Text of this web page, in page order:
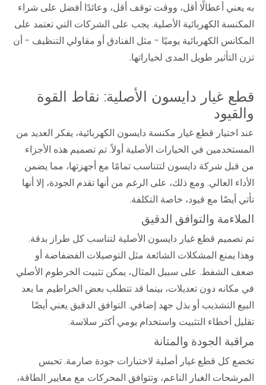
به يعني أعطالًا أقل، ووقت توقف أقل، وعائدًا أفضل على شراء
المكنسة الكهربائية الأصلية. يجب على الشركات التي تعتمد على
المكانس الكهربائية يوميًا - مثل الفنادق أو مقاولي التنظيف - أن
تزن التأثير طويل المدى لخياراتها.
قطع غيار دايسون الأصلية: نقاط القوة
والقيود
عند اختيار قطع غيار مكنسة دايسون الكهربائية، يفكر العديد من
المستخدمين في الخيارات الأصلية أولاً. تم تصميم هذه الأجزاء
من قبل شركة دايسون لتتناسب تمامًا مع أجهزتها، مما يضمن
الأداء العالي. ومع ذلك، على الرغم من أنها تقدم الجودة، إلا أنها
تأتي أيضًا مع قيود، خاصة التكلفة.
الملاءمة والتوافق الدقيق
تم تصميم قطع غيار دايسون الأصلية لتناسب كل طراز بدقة.
وهذا يمنع المشكلات الشائعة مثل التوصيلات الفضفاضة أو
ضعف الشفط. على سبيل المثال، يمكن تثبيت الخرطوم الأصلي
في مكانه دون تعديلات، بينما قد تتطلب بعض الخراطيم ما بعد
البيع التشذيب أو بذل جهد إضافي. التوافق الدقيق يعني أيضًا
تقليل أخطاء التثبيت واستخدام يومي أكثر سلاسة.
مراقبة الجودة والمتانة
تخضع كل قطع غيار أصلية لاختبارات جودة صارمة. تحبس
المرشحات الغبار الناعم، وتتوافق المحركات مع معايير الطاقة،